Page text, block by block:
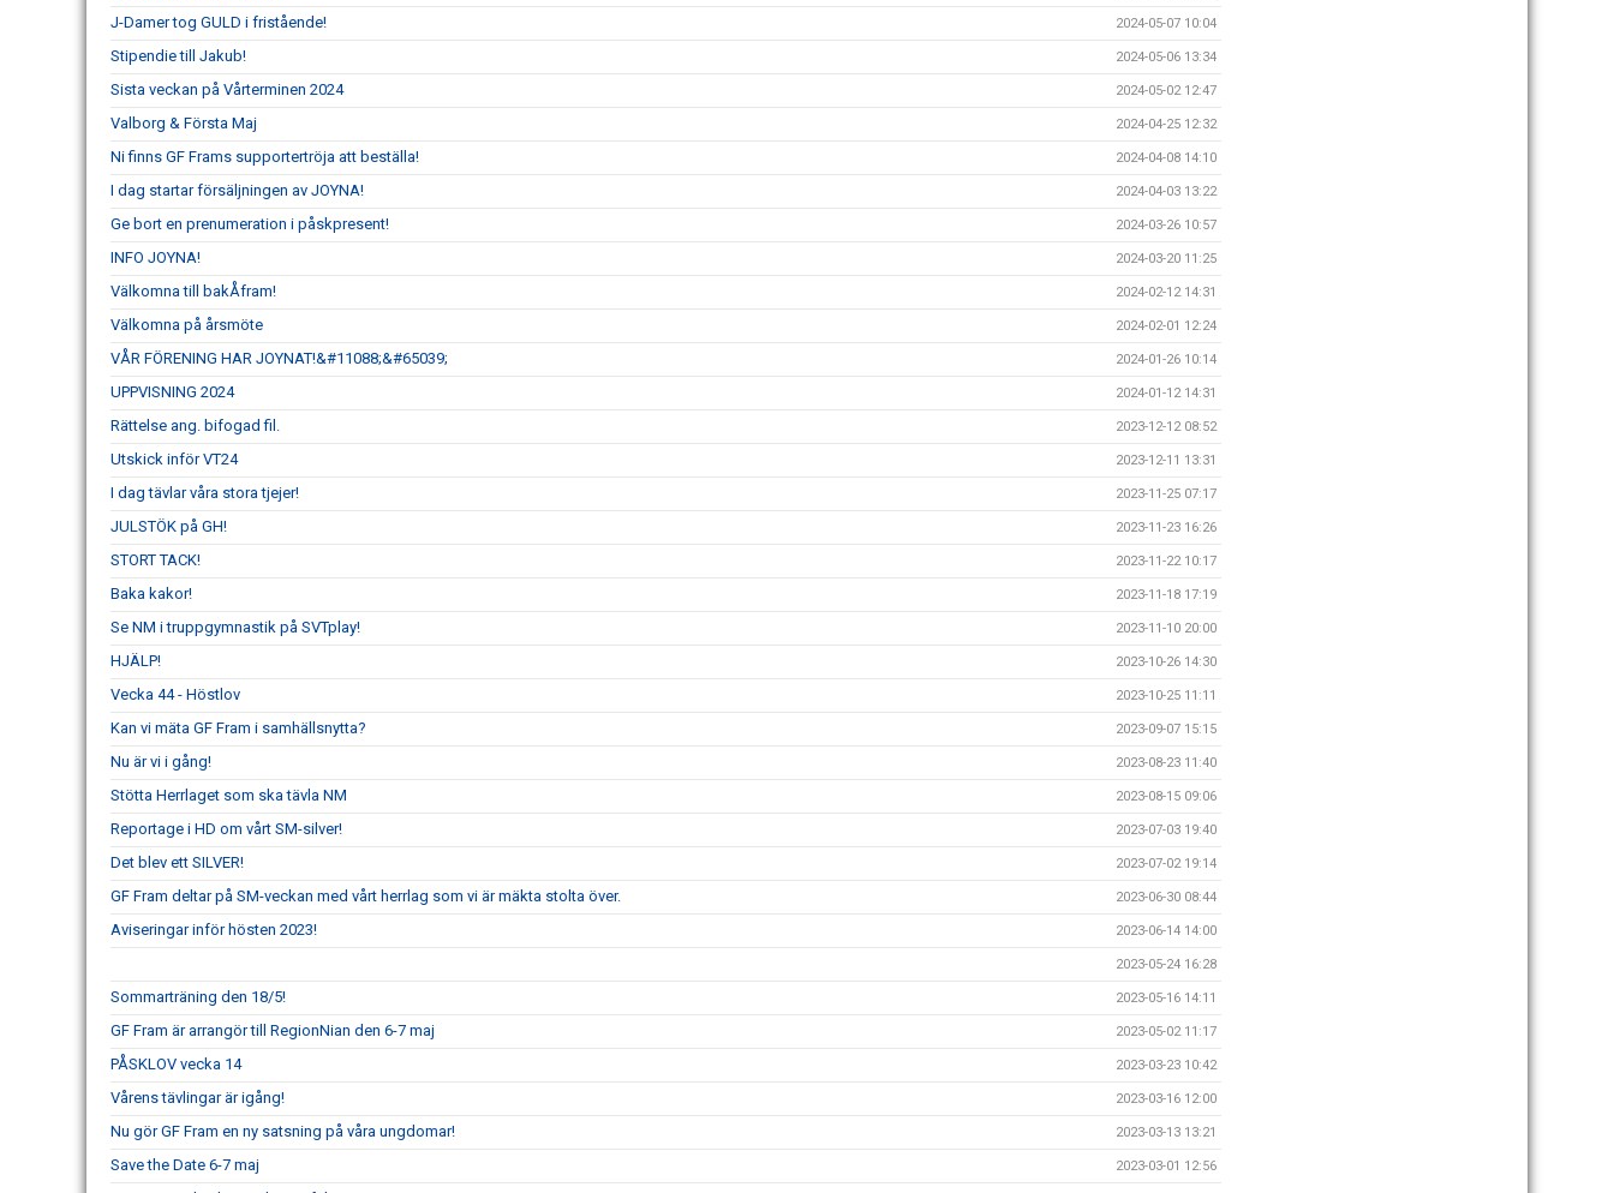
J-Damer tog GULD i fristående! 2024-05-07 10:04
Stipendie till Jakub! 2024-05-06 13:34
Sista veckan på Vårterminen 2024 2024-05-02 12:47
Valborg & Första Maj 2024-04-25 12:32
Ni finns GF Frams supportertröja att beställa! 2024-04-08 14:10
I dag startar försäljningen av JOYNA! 2024-04-03 13:22
Ge bort en prenumeration i påskpresent! 2024-03-26 10:57
INFO JOYNA! 2024-03-20 11:25
Välkomna till bakÅfram! 2024-02-12 14:31
Välkomna på årsmöte 2024-02-01 12:24
VÅR FÖRENING HAR JOYNAT!&#11088;&#65039; 2024-01-26 10:14
UPPVISNING 2024 2024-01-12 14:31
Rättelse ang. bifogad fil. 2023-12-12 08:52
Utskick inför VT24 2023-12-11 13:31
I dag tävlar våra stora tjejer! 2023-11-25 07:17
JULSTÖK på GH! 2023-11-23 16:26
STORT TACK! 2023-11-22 10:17
Baka kakor! 2023-11-18 17:19
Se NM i truppgymnastik på SVTplay! 2023-11-10 20:00
HJÄLP! 2023-10-26 14:30
Vecka 44 - Höstlov 2023-10-25 11:11
Kan vi mäta GF Fram i samhällsnytta? 2023-09-07 15:15
Nu är vi i gång! 2023-08-23 11:40
Stötta Herrlaget som ska tävla NM 2023-08-15 09:06
Reportage i HD om vårt SM-silver! 2023-07-03 19:40
Det blev ett SILVER! 2023-07-02 19:14
GF Fram deltar på SM-veckan med vårt herrlag som vi är mäkta stolta över. 2023-06-30 08:44
Aviseringar inför hösten 2023! 2023-06-14 14:00
2023-05-24 16:28
Sommarträning den 18/5! 2023-05-16 14:11
GF Fram är arrangör till RegionNian den 6-7 maj 2023-05-02 11:17
PÅSKLOV vecka 14 2023-03-23 10:42
Vårens tävlingar är igång! 2023-03-16 12:00
Nu gör GF Fram en ny satsning på våra ungdomar! 2023-03-13 13:21
Save the Date 6-7 maj 2023-03-01 12:56